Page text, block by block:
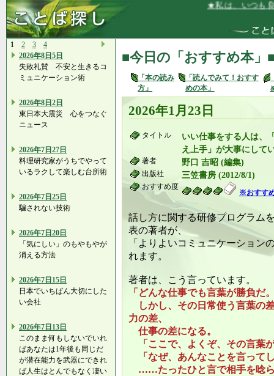
★私は、いつも良心
1 2 3
4
2026年8日5日
失敗礼賛 不安と生きるコ
ミュニケーション術
2026年8日2日
東日本大震災 心をつなぐ
ニュース
2026年7日27日
料理研究家がうちでやって
いるラクして楽しむ台所術
2026年7日25日
騙されない技術
2026年7日20日
「気にしい」のもやもやが
消える方法
2026年7日15日
日本でいちばん大切にした
い会社
2026年7日13日
このまま何もしないでいれ
ばあなたは1年後も同じだ
が潜在能力を武器にできれ
ば人生はとんでもなく凄い
■今日の「おすすめ本」
「本の読み
方」
「読んでみて！おすす
めの本」
2026年1月23日
タイトル
いい仕事をする人は、
え上手」が大事にして
著者 野口 吉昭 (編集)
出版社 三笠書房 (2012/8/1)
おすすめ度
※おすす
話し方に関する研修プログラム
表の著者が、
「よりよいコミュニケーション
れます。
著者は、こう言っています。
「どんな仕事でも言葉が勝負だ
しかし、その日常使う言葉の
力の差、
仕事の差になる。
「ここで、よくぞ、その言葉
「なぜ、あんなことを言って
……たったひと言で相手を唸ら